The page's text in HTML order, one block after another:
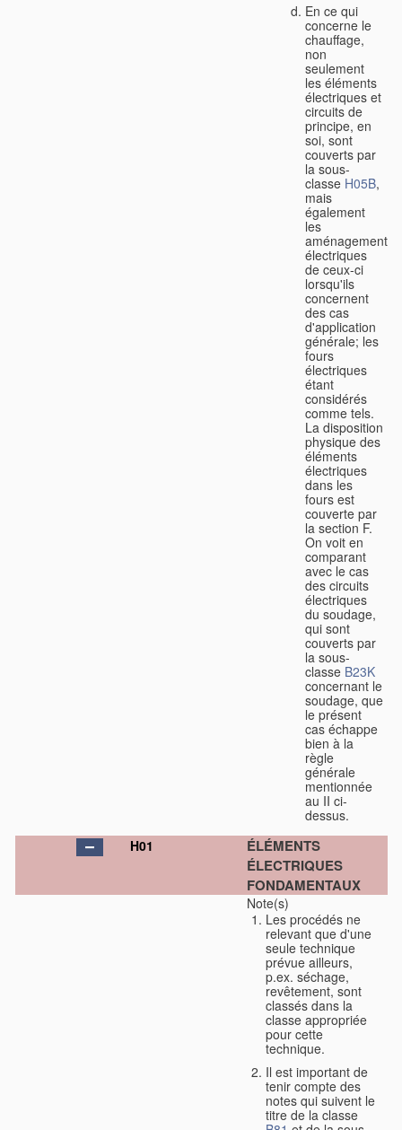
En ce qui
concerne le
chauffage,
non
seulement
les éléments
électriques et
circuits de
principe, en
soi, sont
couverts par
la sous-
classe H05B,
mais
également
les
aménagements
électriques
de ceux-ci
lorsqu'ils
concernent
des cas
d'application
générale; les
fours
électriques
étant
considérés
comme tels.
La disposition
physique des
éléments
électriques
dans les
fours est
couverte par
la section F.
On voit en
comparant
avec le cas
des circuits
électriques
du soudage,
qui sont
couverts par
la sous-
classe B23K
concernant le
soudage, que
le présent
cas échappe
bien à la
règle
générale
mentionnée
au II ci-
dessus.
H01
ÉLÉMENTS
ÉLECTRIQUES
FONDAMENTAUX
Note(s)
Les procédés ne
relevant que d'une
seule technique
prévue ailleurs,
p.ex. séchage,
revêtement, sont
classés dans la
classe appropriée
pour cette
technique.
Il est important de
tenir compte des
notes qui suivent le
titre de la classe